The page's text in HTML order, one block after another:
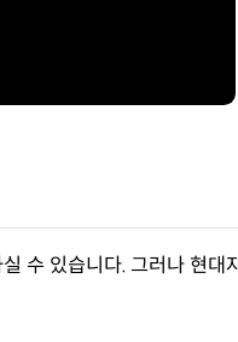
수 있습니다. 그러나 현